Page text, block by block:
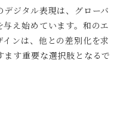
ジタル表現は、グローバ
え始めています。和のエ
ンは、他との差別化を求
す重要な選択肢となるで